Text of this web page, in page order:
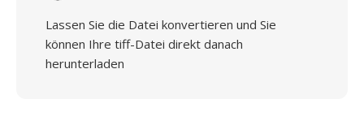
Lassen Sie die Datei konvertieren und Sie
können Ihre tiff-Datei direkt danach
herunterladen